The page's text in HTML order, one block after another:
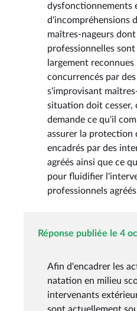
dysfonctionnements
d'incompréhensions
maîtres-nageurs
professionnelles
largement
concurrencés par
s'improvisant
situation doit cesser,
demande ce qu'il
assurer la protection
encadrés par des
agréés ainsi que ce
pour fluidifier
professionnels
Réponse publiée le 4
Afin d'encadrer les
natation en milieu
intervenants
sont actuellement